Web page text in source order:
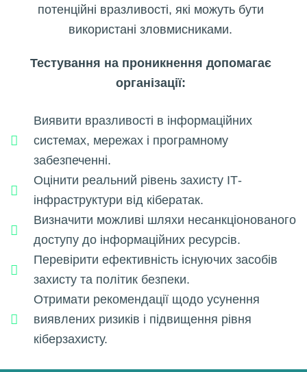
потенційні вразливості, які можуть бути
використані зловмисниками.
Тестування на проникнення допомагає
організації:
Виявити вразливості в інформаційних
системах, мережах і програмному
забезпеченні.
Оцінити реальний рівень захисту ІТ-
інфраструктури від кібератак.
Визначити можливі шляхи несанкціонованого
доступу до інформаційних ресурсів.
Перевірити ефективність існуючих засобів
захисту та політик безпеки.
Отримати рекомендації щодо усунення
виявлених ризиків і підвищення рівня
кіберзахисту.